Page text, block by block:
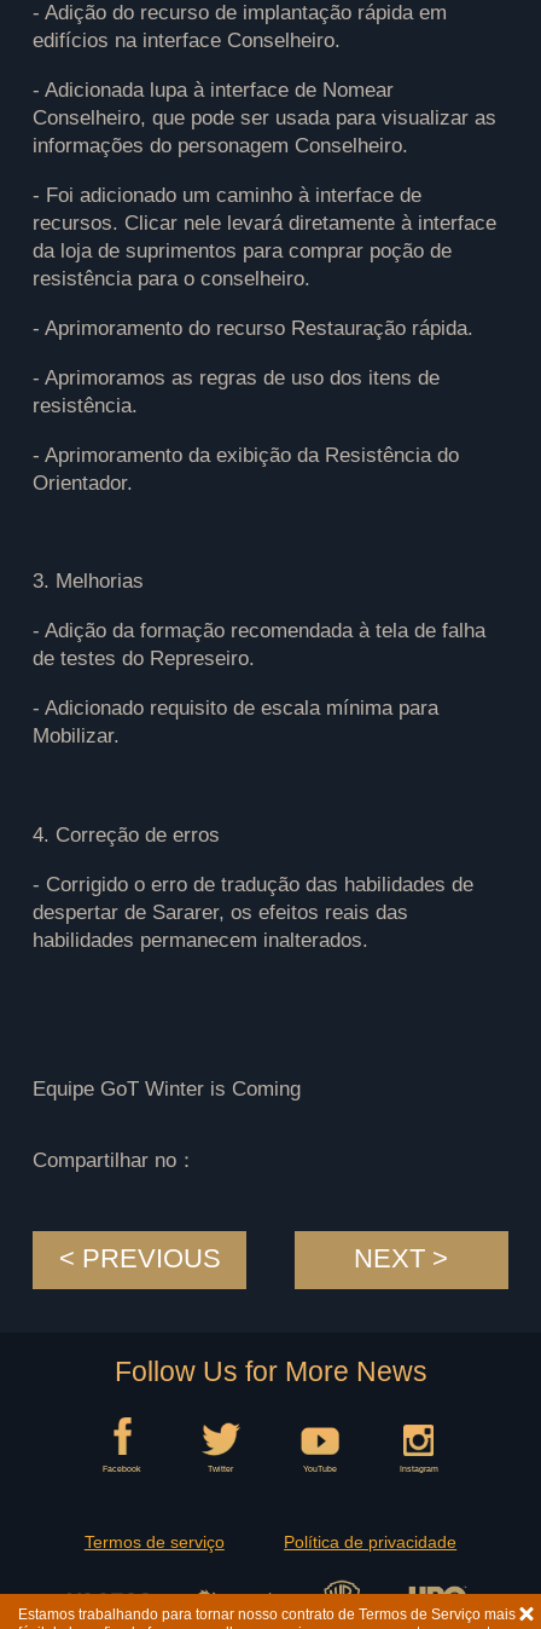
- Adição do recurso de implantação rápida em
edifícios na interface Conselheiro.
- Adicionada lupa à interface de Nomear
Conselheiro, que pode ser usada para visualizar as
informações do personagem Conselheiro.
- Foi adicionado um caminho à interface de
recursos. Clicar nele levará diretamente à interface
da loja de suprimentos para comprar poção de
resistência para o conselheiro.
- Aprimoramento do recurso Restauração rápida.
- Aprimoramos as regras de uso dos itens de
resistência.
- Aprimoramento da exibição da Resistência do
Orientador.
3. Melhorias
- Adição da formação recomendada à tela de falha
de testes do Represeiro.
- Adicionado requisito de escala mínima para
Mobilizar.
4. Correção de erros
- Corrigido o erro de tradução das habilidades de
despertar de Sararer, os efeitos reais das
habilidades permanecem inalterados.
Equipe GoT Winter is Coming
Compartilhar no：
< PREVIOUS NEXT >
Follow Us for More News
Facebook Twitter YouTube Instagram
Termos de serviço Política de privacidade
Estamos trabalhando para tornar nosso contrato de Termos de Serviço mais